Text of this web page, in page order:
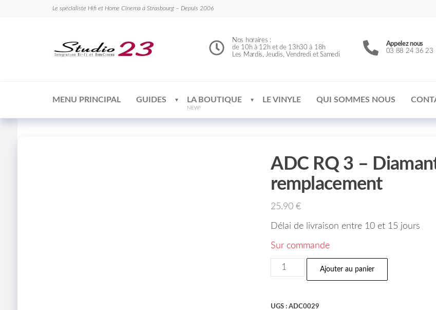
Le spécialiste Hifi et Home Cinema à Strasbourg – Depuis 2006
Nos horaires :
de 10h à 12h et de 13h30 à 18h
Les Mardis, Jeudis, Vendredi et Samedi
Appelez nous
03 88 24 36 23
MENU PRINCIPAL GUIDES LA BOUTIQUE
NEW!
LE VINYLE QUI SOMMES NOUS
ADC RQ 3 –
remplacement
25.90€
Délai de livraison entre 10 et 15 jours
Sur commande
Ajouter au panier
UGS :ADC0029